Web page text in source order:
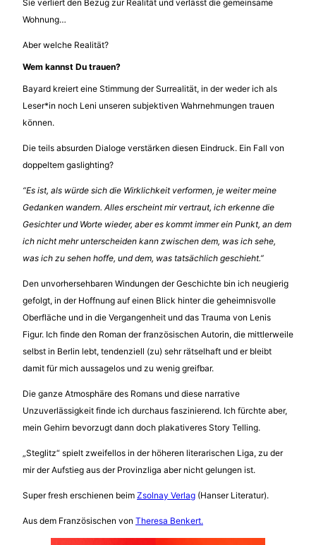
Sie verliert den Bezug zur Realität und verlässt die gemeinsame
Wohnung…
Aber welche Realität?
Wem kannst Du trauen?
Bayard kreiert eine Stimmung der Surrealität, in der weder ich als
Leser*in noch Leni unseren subjektiven Wahrnehmungen trauen
können.
Die teils absurden Dialoge verstärken diesen Eindruck. Ein Fall von
doppeltem gaslighting?
“Es ist, als würde sich die Wirklichkeit verformen, je weiter meine
Gedanken wandern. Alles erscheint mir vertraut, ich erkenne die
Gesichter und Worte wieder, aber es kommt immer ein Punkt, an dem
ich nicht mehr unterscheiden kann zwischen dem, was ich sehe,
was ich zu sehen hoffe, und dem, was tatsächlich geschieht.”
Den unvorhersehbaren Windungen der Geschichte bin ich neugierig
gefolgt, in der Hoffnung auf einen Blick hinter die geheimnisvolle
Oberfläche und in die Vergangenheit und das Trauma von Lenis
Figur. Ich finde den Roman der französischen Autorin, die mittlerweile
selbst in Berlin lebt, tendenziell (zu) sehr rätselhaft und er bleibt
damit für mich aussagelos und zu wenig greifbar.
Die ganze Atmosphäre des Romans und diese narrative
Unzuverlässigkeit finde ich durchaus faszinierend. Ich fürchte aber,
mein Gehirn bevorzugt dann doch plakativeres Story Telling.
„Steglitz“ spielt zweifellos in der höheren literarischen Liga, zu der
mir der Aufstieg aus der Provinzliga aber nicht gelungen ist.
Super fresh erschienen beim Zsolnay Verlag (Hanser Literatur).
Aus dem Französischen von Theresa Benkert.